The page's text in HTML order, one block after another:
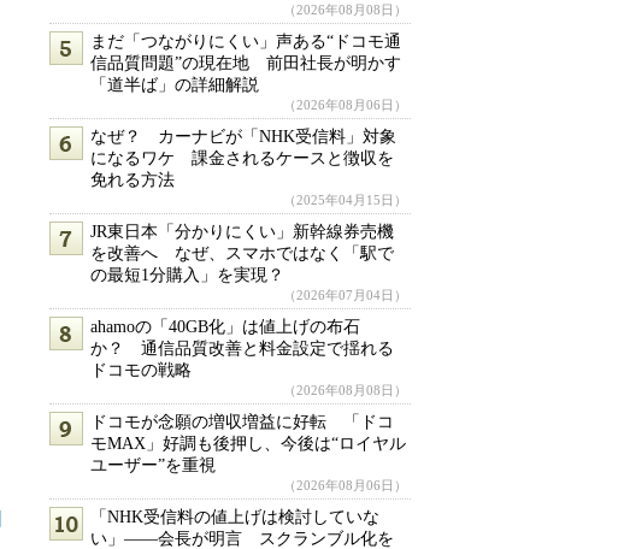
（2026年08月08日）
まだ「つながりにくい」声ある“ドコモ通
信品質問題”の現在地 前田社長が明かす
「道半ば」の詳細解説
（2026年08月06日）
なぜ？ カーナビが「NHK受信料」対象
になるワケ 課金されるケースと徴収を
免れる方法
（2025年04月15日）
JR東日本「分かりにくい」新幹線券売機
を改善へ なぜ、スマホではなく「駅で
の最短1分購入」を実現？
（2026年07月04日）
ahamoの「40GB化」は値上げの布石
か？ 通信品質改善と料金設定で揺れる
ドコモの戦略
（2026年08月08日）
ドコモが念願の増収増益に好転 「ドコ
モMAX」好調も後押し、今後は“ロイヤル
ユーザー”を重視
（2026年08月06日）
「NHK受信料の値上げは検討していな
い」――会長が明言 スクランブル化を